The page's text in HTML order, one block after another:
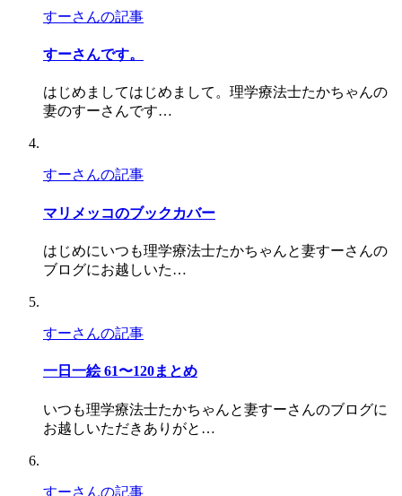
すーさんの記事
すーさんです。
はじめましてはじめまして。理学療法士たかちゃんの
妻のすーさんです…
すーさんの記事
マリメッコのブックカバー
はじめにいつも理学療法士たかちゃんと妻すーさんの
ブログにお越しいた…
すーさんの記事
一日一絵 61〜120まとめ
いつも理学療法士たかちゃんと妻すーさんのブログに
お越しいただきありがと…
すーさんの記事